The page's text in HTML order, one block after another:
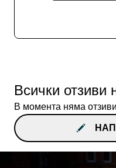
Всички отзиви
В момента няма отзиви.